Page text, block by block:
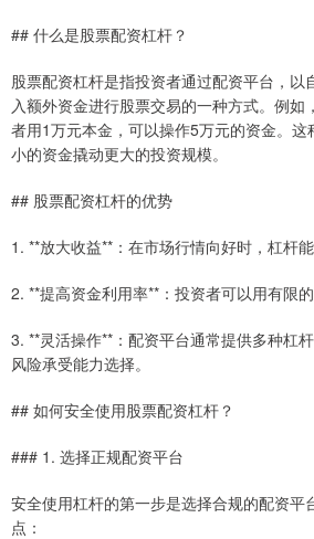
## 什么是股票配资杠杆？
股票配资杠杆是指投资者通过配资平台，以
入额外资金进行股票交易的一种方式。例如
者用1万元本金，可以操作5万元的资金。
小的资金撬动更大的投资规模。
## 股票配资杠杆的优势
1. **放大收益**：在市场行情向好时，杠杆
2. **提高资金利用率**：投资者可以用有限
3. **灵活操作**：配资平台通常提供多种杠
风险承受能力选择。
## 如何安全使用股票配资杠杆？
### 1. 选择正规配资平台
安全使用杠杆的第一步是选择合规的配资平
点：